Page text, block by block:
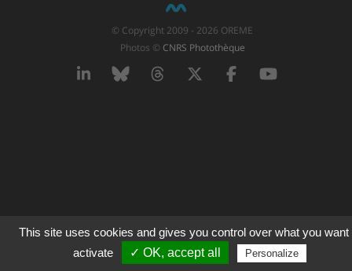
© Copyright 2009 - 2026 OREME
Photos © CNRS Photothèque
This site uses cookies and gives you control over what you want
activate
✓ OK, accept all Personalize